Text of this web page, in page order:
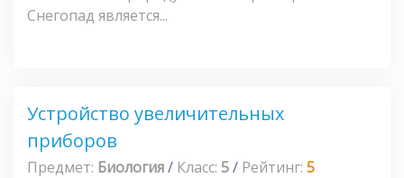
Снегопад является...
Устройство увеличительных
приборов
Предмет: Биология/ Класс: 5/ Рейтинг: 5